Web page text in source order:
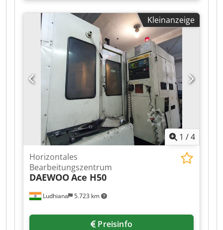
CAT 40-Spindelkegel, maximale Spindeldrehzahl
10.000 U/min, Verfahrwege X = 1040 mm, Y = 510
mm, Z = 640 mm, Tischbelastung 500 kg,
Maschinengewicht 5850 kg. Seriennummer
125075 (1997). Dsdpfxozr Iymo Aahokr Standort:
Diese Maschinen befinden sich in Burton-on-
Trent, Großbritannien. Leider gibt es vor Ort
keine Ladevorrichtungen. Demontage und
Verladung erfolgen auf Kosten des Käufers.
Kleinanzeige
1 /4
Ludhiana 5.723 km
Horizontales
Bearbeitungszentrum
DAEWOOAce H50
Preisinfo